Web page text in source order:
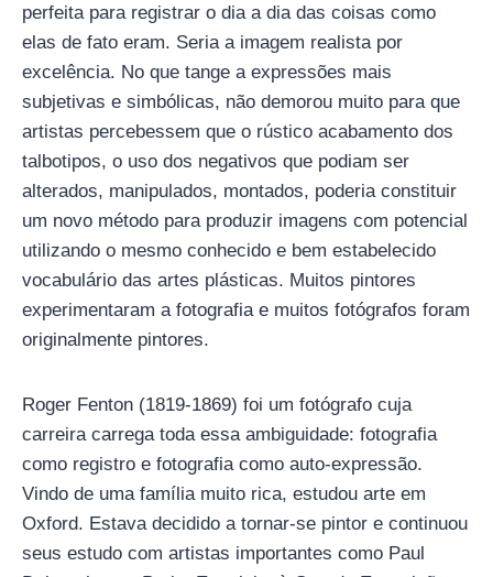
perfeita para registrar o dia a dia das coisas como
elas de fato eram. Seria a imagem realista por
excelência. No que tange a expressões mais
subjetivas e simbólicas, não demorou muito para que
artistas percebessem que o rústico acabamento dos
talbotipos, o uso dos negativos que podiam ser
alterados, manipulados, montados, poderia constituir
um novo método para produzir imagens com potencial
utilizando o mesmo conhecido e bem estabelecido
vocabulário das artes plásticas. Muitos pintores
experimentaram a fotografia e muitos fotógrafos foram
originalmente pintores.
Roger Fenton (1819-1869) foi um fotógrafo cuja
carreira carrega toda essa ambiguidade: fotografia
como registro e fotografia como auto-expressão.
Vindo de uma família muito rica, estudou arte em
Oxford. Estava decidido a tornar-se pintor e continuou
seus estudo com artistas importantes como Paul